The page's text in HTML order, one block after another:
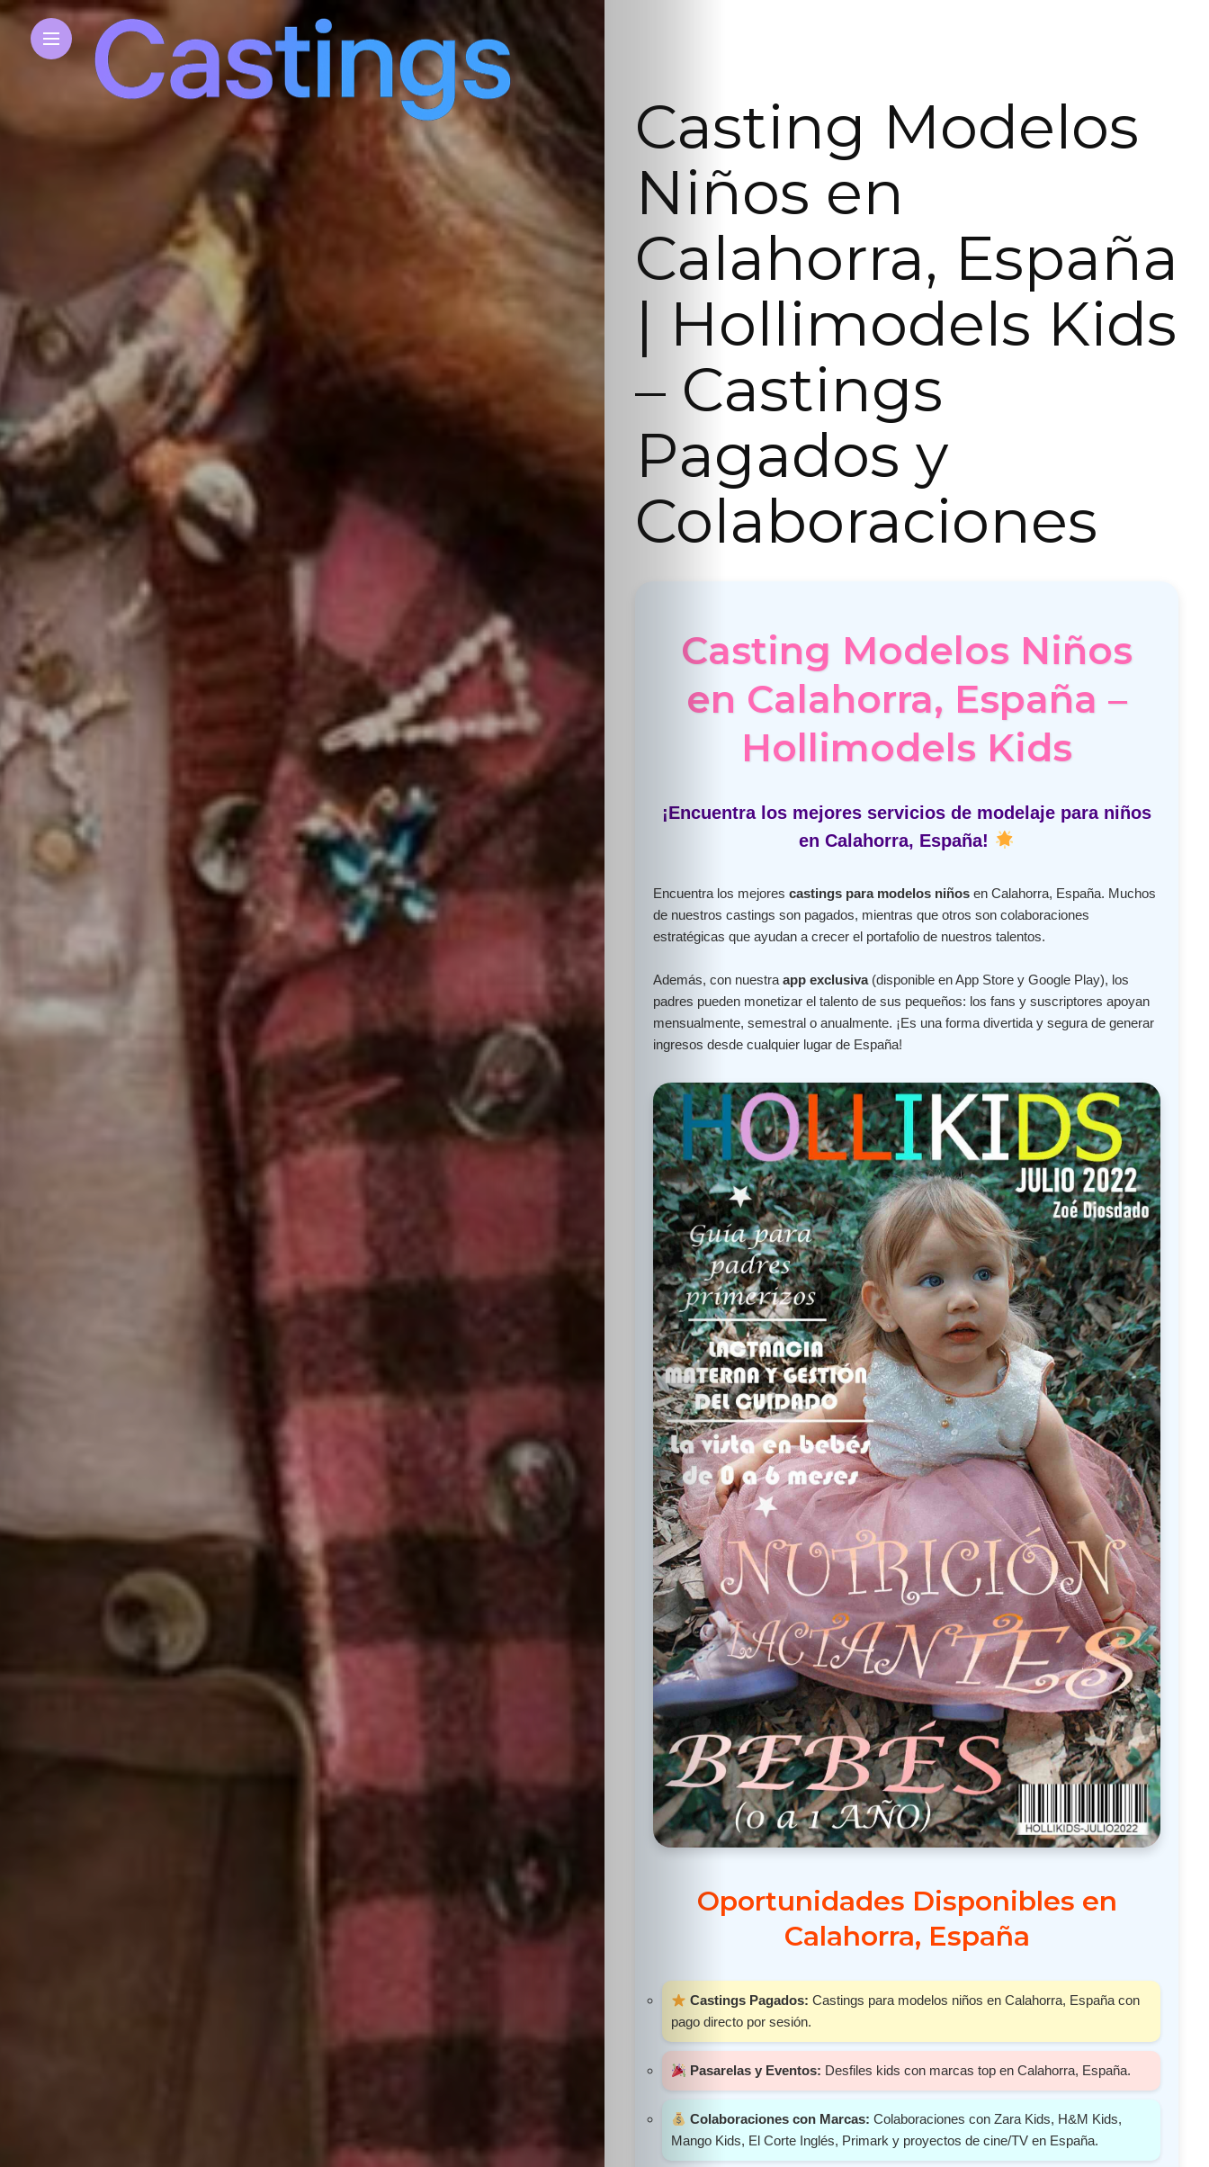
Inicio
Casting
Bershka
Casting
Casting
Sabritas
Casting
HolliKids
Casting Modelos
Niños en
Calahorra, España
| Hollimodels Kids
– Castings
Pagados y
Colaboraciones
Casting Modelos Niños
en Calahorra, España –
Hollimodels Kids
¡Encuentra los mejores servicios de modelaje para niños
en Calahorra, España!
Encuentra los mejores castings para modelos niñosen Calahorra, España. Muchos
de nuestros castings son pagados, mientras que otros son colaboraciones
estratégicas que ayudan a crecer el portafolio de nuestros talentos.
Además, con nuestra app exclusiva(disponible en App Store y Google Play), los
padres pueden monetizar el talento de sus pequeños: los fans y suscriptores apoyan
mensualmente, semestral o anualmente. ¡Es una forma divertida y segura de generar
ingresos desde cualquier lugar de España!
Oportunidades Disponibles en
Calahorra, España
Castings Pagados: Castings para modelos niños en Calahorra, España con
pago directo por sesión.
Pasarelas y Eventos: Desfiles kids con marcas top en Calahorra, España.
Colaboraciones con Marcas: Colaboraciones con Zara Kids, H&M Kids,
Mango Kids, El Corte Inglés, Primark y proyectos de cine/TV en España.